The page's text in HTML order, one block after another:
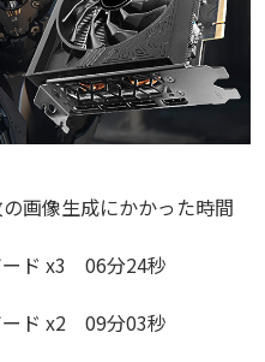
画像生成にかかった時間
ード x3 06分24秒
ード x2 09分03秒